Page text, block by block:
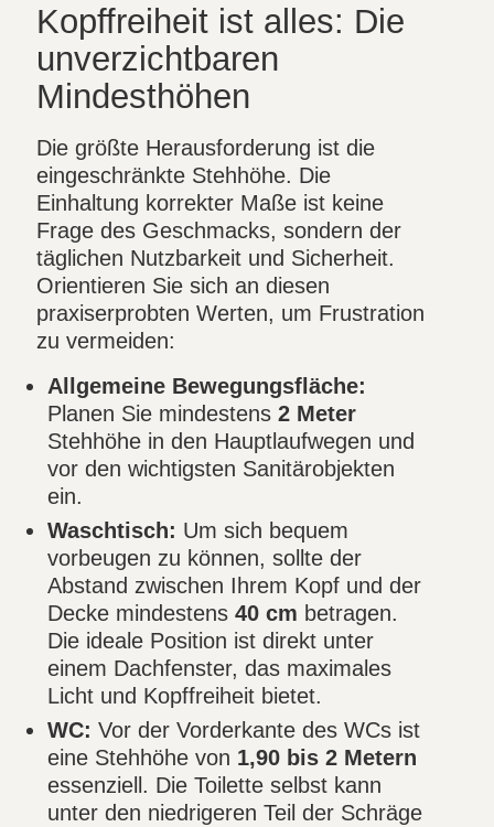
Kopffreiheit ist alles: Die
unverzichtbaren
Mindesthöhen
Die größte Herausforderung ist die
eingeschränkte Stehhöhe. Die
Einhaltung korrekter Maße ist keine
Frage des Geschmacks, sondern der
täglichen Nutzbarkeit und Sicherheit.
Orientieren Sie sich an diesen
praxiserprobten Werten, um Frustration
zu vermeiden:
Allgemeine Bewegungsfläche:
Planen Sie mindestens2 Meter
Stehhöhe in den Hauptlaufwegen und
vor den wichtigsten Sanitärobjekten
ein.
Waschtisch: Um sich bequem
vorbeugen zu können, sollte der
Abstand zwischen Ihrem Kopf und der
Decke mindestens40 cm betragen.
Die ideale Position ist direkt unter
einem Dachfenster, das maximales
Licht und Kopffreiheit bietet.
WC: Vor der Vorderkante des WCs ist
eine Stehhöhe von 1,90 bis 2 Metern
essenziell. Die Toilette selbst kann
unter den niedrigeren Teil der Schräge